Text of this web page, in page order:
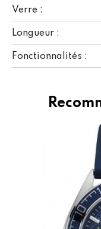
Verre :
Longueur :
Fonctionnalités :